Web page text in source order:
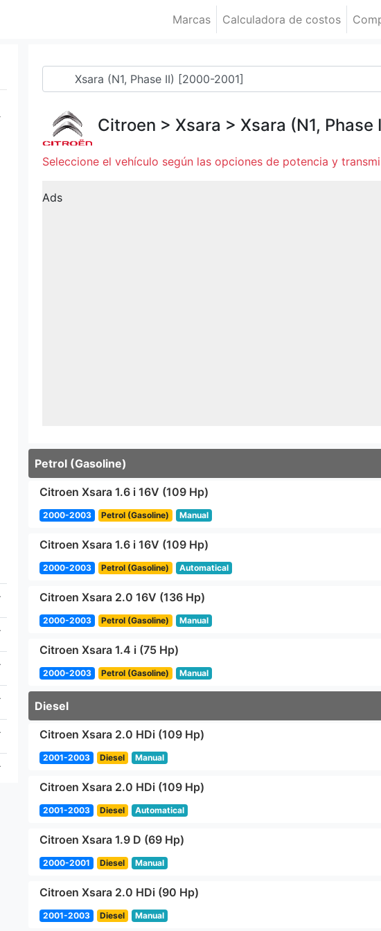
Marcas Calculadora de costos
Citroen > Xsara > Xsara (N1, Phase
Seleccione el vehículo según las opciones de potencia y
Ads
Petrol (Gasoline)
Citroen Xsara 1.6 i 16V (109 Hp)
2000-2003 Petrol (Gasoline) Manual
Citroen Xsara 1.6 i 16V (109 Hp)
2000-2003 Petrol (Gasoline) Automatical
Citroen Xsara 2.0 16V (136 Hp)
2000-2003 Petrol (Gasoline) Manual
Citroen Xsara 1.4 i (75 Hp)
2000-2003 Petrol (Gasoline) Manual
Diesel
Citroen Xsara 2.0 HDi (109 Hp)
2001-2003 Diesel Manual
Citroen Xsara 2.0 HDi (109 Hp)
2001-2003 Diesel Automatical
Citroen Xsara 1.9 D (69 Hp)
2000-2001 Diesel Manual
Citroen Xsara 2.0 HDi (90 Hp)
2001-2003 Diesel Manual